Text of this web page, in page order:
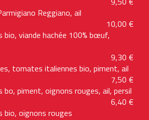
Reggiano, ail
10,00 €
bio, viande hachée 100% bœuf,
9,30 €
tomates italiennes bio, piment, ail
7,50 €
bo, piment, oignons rouges, ail, persil
6,40 €
bio, oignons rouges